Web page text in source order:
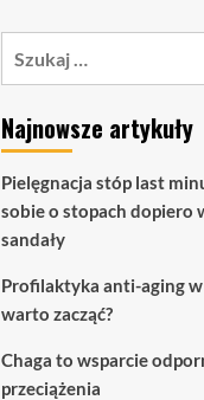
Najnowsze artykuły
Pielęgnacja stóp last
sobie o stopach dopiero
sandały
Profilaktyka anti-aging
warto zacząć?
Chaga to wsparcie
przeciążenia